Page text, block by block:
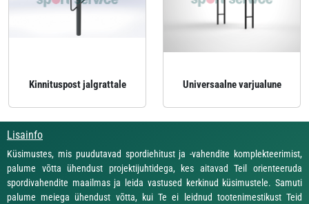
Kinnituspost jalgrattale Universaalne varjualune
Lisainfo
Küsimustes, mis puudutavad spordiehitust ja -vahendite komplekteerimist,
palume võtta ühendust projektijuhtidega, kes aitavad Teil orienteeruda
spordivahendite maailmas ja leida vastused kerkinud küsimustele. Samuti
palume meiega ühendust võtta, kui Te ei leidnud tootenimestikust Teid